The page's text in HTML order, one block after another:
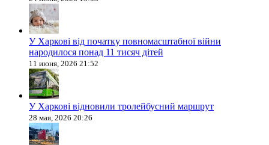
У Харкові від початку повномасштабної війни
народилося понад 11 тисяч дітей
11 июня, 2026 21:52
У Харкові відновили тролейбусний маршрут
28 мая, 2026 20:26